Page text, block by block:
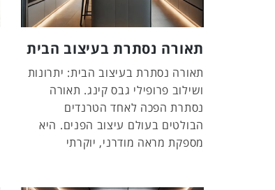
תאורה נסתרת בעיצוב הבית
תאורה נסתרת בעיצוב הבית: יתרונות
ושילוב פרופילי גבס קינג. תאורה
נסתרת הפכה לאחד הטרנדים
הבולטים בעולם עיצוב הפנים. היא
מספקת מראה מודרני, יוקרתי